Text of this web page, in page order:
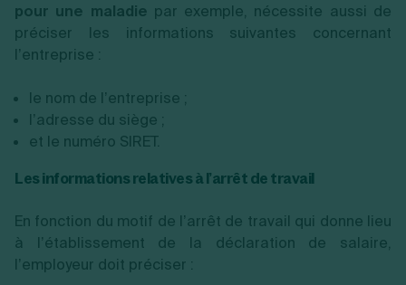
pour une maladie par exemple, nécessite aussi de
préciser les informations suivantes concernant
l’entreprise :
le nom de l’entreprise ;
l’adresse du siège ;
et le numéro SIRET.
Les informations relatives à l’arrêt de travail
En fonction du motif de l’arrêt de travail qui donne lieu
à l’établissement de la déclaration de salaire,
l’employeur doit préciser :